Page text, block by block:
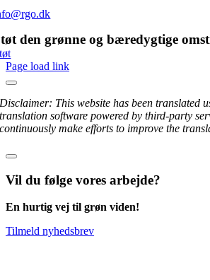
den grønne og bæredygtige
Page load link
Disclaimer: This website has been translated
translation software powered by third-party
continuously make efforts to improve the
Vil du følge vores arbejde?
En hurtig vej til grøn viden!
Tilmeld nyhedsbrev